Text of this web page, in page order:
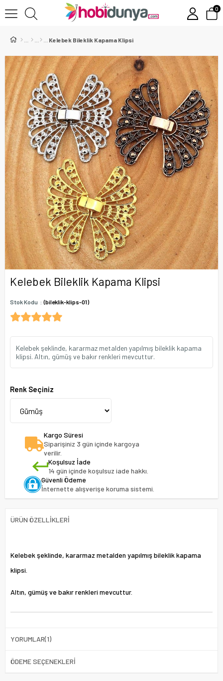
0
Kelebek Bileklik Kapama Klipsi
Kelebek Bileklik Kapama Klipsi
Stok Kodu (bileklik-klips-01)
Kelebek şeklinde, kararmaz metalden yapılmış bileklik kapama
klipsi. Altın, gümüş ve bakır renkleri mevcuttur.
Renk Seçiniz
Kargo Süresi
Siparişiniz 3 gün içinde kargoya
verilir.
Koşulsuz İade
14 gün içinde koşulsuz iade hakkı.
Güvenli Ödeme
İnternette alışverişe koruma sistemi.
ÜRÜN ÖZELLIKLERI
Kelebek şeklinde, kararmaz metalden yapılmış bileklik kapama
klipsi.
Altın, gümüş ve bakır renkleri mevcuttur.
YORUMLAR(1)
ÖDEME SEÇENEKLERI